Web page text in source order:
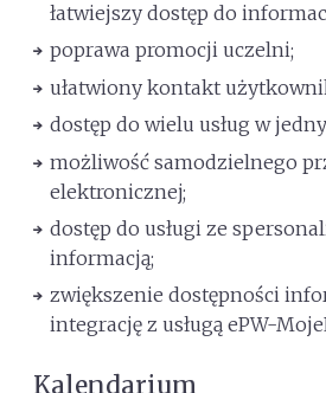
łatwiejszy dostęp do
poprawa promocji uczelni;
ułatwiony kontakt
dostęp do wielu usług w
możliwość samodzielnego
elektronicznej;
dostęp do usługi ze
informacją;
zwiększenie dostępności
integrację z usługą ePW-
Kalendarium